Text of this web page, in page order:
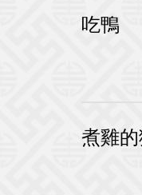
吃鴨
煮雞